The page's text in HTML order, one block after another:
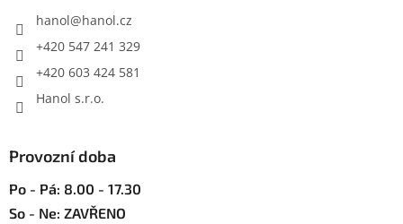
hanol@hanol.cz
+420 547 241 329
+420 603 424 581
Hanol s.r.o.
Provozní doba
Po - Pá: 8.00 - 17.30
So - Ne: ZAVŘENO